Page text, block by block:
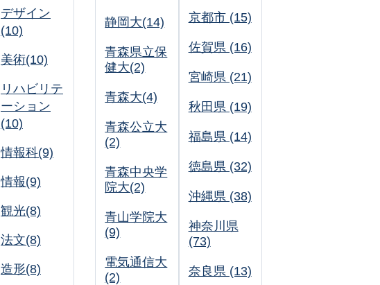
デザイン
(10)
美術(10)
リハビリテ
ーション
(10)
情報科(9)
情報(9)
観光(8)
法文(8)
造形(8)
静岡大(14)
青森県立保
健大(2)
青森大(4)
青森公立大
(2)
青森中央学
院大(2)
青山学院大
(9)
電気通信大
(2)
京都市 (15)
佐賀県 (16)
宮崎県 (21)
秋田県 (19)
福島県 (14)
徳島県 (32)
沖縄県 (38)
神奈川県
(73)
奈良県 (13)